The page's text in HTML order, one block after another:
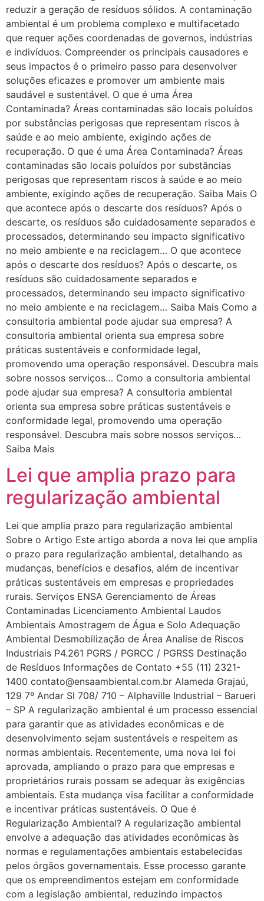
reduzir a geração de resíduos sólidos. A contaminação
ambiental é um problema complexo e multifacetado
que requer ações coordenadas de governos, indústrias
e indivíduos. Compreender os principais causadores e
seus impactos é o primeiro passo para desenvolver
soluções eficazes e promover um ambiente mais
saudável e sustentável. O que é uma Área
Contaminada? Áreas contaminadas são locais poluídos
por substâncias perigosas que representam riscos à
saúde e ao meio ambiente, exigindo ações de
recuperação. O que é uma Área Contaminada? Áreas
contaminadas são locais poluídos por substâncias
perigosas que representam riscos à saúde e ao meio
ambiente, exigindo ações de recuperação. Saiba Mais O
que acontece após o descarte dos resíduos? Após o
descarte, os resíduos são cuidadosamente separados e
processados, determinando seu impacto significativo
no meio ambiente e na reciclagem… O que acontece
após o descarte dos resíduos? Após o descarte, os
resíduos são cuidadosamente separados e
processados, determinando seu impacto significativo
no meio ambiente e na reciclagem… Saiba Mais Como a
consultoria ambiental pode ajudar sua empresa? A
consultoria ambiental orienta sua empresa sobre
práticas sustentáveis e conformidade legal,
promovendo uma operação responsável. Descubra mais
sobre nossos serviços… Como a consultoria ambiental
pode ajudar sua empresa? A consultoria ambiental
orienta sua empresa sobre práticas sustentáveis e
conformidade legal, promovendo uma operação
responsável. Descubra mais sobre nossos serviços…
Saiba Mais
Lei que amplia prazo para
regularização ambiental
Lei que amplia prazo para regularização ambiental
Sobre o Artigo Este artigo aborda a nova lei que amplia
o prazo para regularização ambiental, detalhando as
mudanças, benefícios e desafios, além de incentivar
práticas sustentáveis em empresas e propriedades
rurais. Serviços ENSA Gerenciamento de Áreas
Contaminadas Licenciamento Ambiental Laudos
Ambientais Amostragem de Água e Solo Adequação
Ambiental Desmobilização de Área Analise de Riscos
Industriais P4.261 PGRS / PGRCC / PGRSS Destinação
de Resíduos Informações de Contato +55 (11) 2321-
1400 contato@ensaambiental.com.br Alameda Grajaú,
129 7º Andar Sl 708/ 710 – Alphaville Industrial – Barueri
– SP A regularização ambiental é um processo essencial
para garantir que as atividades econômicas e de
desenvolvimento sejam sustentáveis e respeitem as
normas ambientais. Recentemente, uma nova lei foi
aprovada, ampliando o prazo para que empresas e
proprietários rurais possam se adequar às exigências
ambientais. Esta mudança visa facilitar a conformidade
e incentivar práticas sustentáveis. O Que é
Regularização Ambiental? A regularização ambiental
envolve a adequação das atividades econômicas às
normas e regulamentações ambientais estabelecidas
pelos órgãos governamentais. Esse processo garante
que os empreendimentos estejam em conformidade
com a legislação ambiental, reduzindo impactos